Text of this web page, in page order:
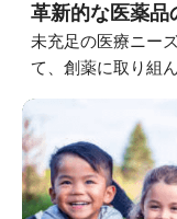
サステナビリ
ESGデータ集
外部からの評
第三者保証
革新的な医薬品
未充足の医療ニー
て、創薬に取り組